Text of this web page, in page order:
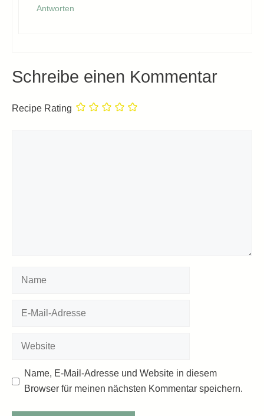
Antworten
Schreibe einen Kommentar
Recipe Rating
Name, E-Mail-Adresse und Website in diesem
Browser für meinen nächsten Kommentar speichern.